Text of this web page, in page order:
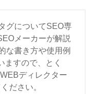
グについてSEO専
メーカーが解説
な書き方や使用例
ますので、とく
ディレクター
ださい。